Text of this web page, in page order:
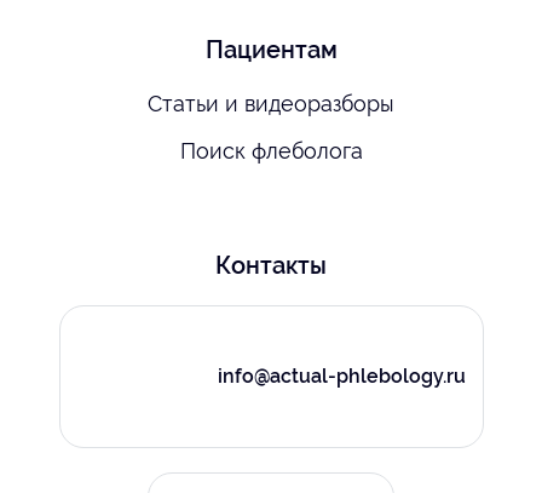
Пациентам
Статьи и видеоразборы
Поиск флеболога
Контакты
info@actual-phlebology.ru